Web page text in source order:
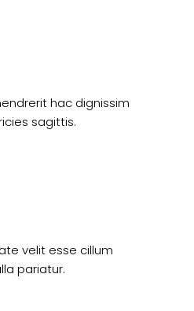
hac dignissim
sagittis.
velit esse cillum
pariatur.